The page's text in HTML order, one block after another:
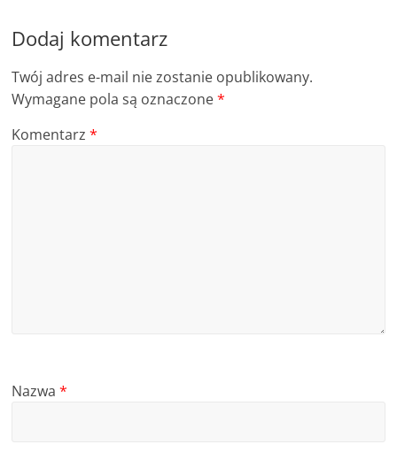
Dodaj komentarz
Twój adres e-mail nie zostanie opublikowany.
Wymagane pola są oznaczone*
Komentarz*
Nazwa*